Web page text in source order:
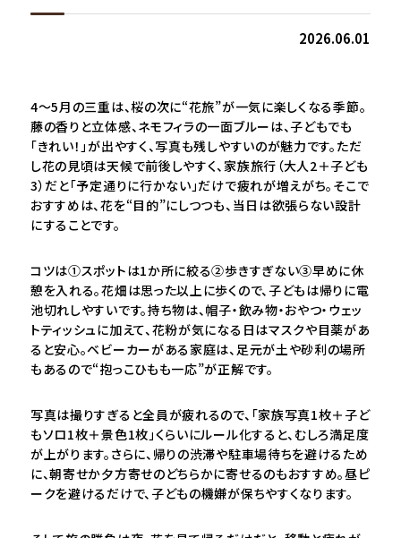
2026.06.01
4〜5月の三重は、桜の次に“花旅”が一気に楽しくなる季節。
藤の香りと立体感、ネモフィラの一面ブルーは、子どもでも
「きれい！」が出やすく、写真も残しやすいのが魅力です。ただ
し花の見頃は天候で前後しやすく、家族旅行（大人2＋子ども
3）だと「予定通りに行かない」だけで疲れが増えがち。そこで
おすすめは、花を“目的”にしつつも、当日は欲張らない設計
にすることです。
コツは①スポットは1か所に絞る②歩きすぎない③早めに休
憩を入れる。花畑は思った以上に歩くので、子どもは帰りに電
池切れしやすいです。持ち物は、帽子・飲み物・おやつ・ウェッ
トティッシュに加えて、花粉が気になる日はマスクや目薬があ
ると安心。ベビーカーがある家庭は、足元が土や砂利の場所
もあるので“抱っこひもも一応”が正解です。
写真は撮りすぎると全員が疲れるので、「家族写真1枚＋子ど
もソロ1枚＋景色1枚」くらいにルール化すると、むしろ満足度
が上がります。さらに、帰りの渋滞や駐車場待ちを避けるため
に、朝寄せか夕方寄せのどちらかに寄せるのもおすすめ。昼ピ
ークを避けるだけで、子どもの機嫌が保ちやすくなります。